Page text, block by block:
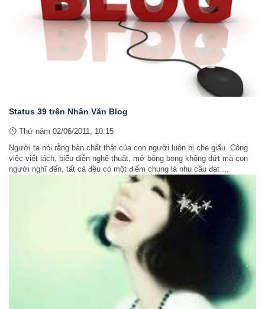
Status 39 trên Nhân Văn Blog
Thứ năm 02/06/2011, 10:15
Người ta nói rằng bản chất thật của con người luôn bị che giấu. Công
việc viết lách, biểu diễn nghệ thuật, mớ bòng bong không dứt mà con
người nghĩ đến, tất cả đều có một điểm chung là nhu cầu đạt ...